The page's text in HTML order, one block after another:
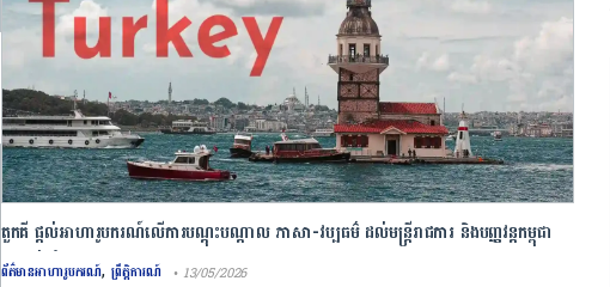
តួកគី ផ្តល់អាហារូបករណ៍លើការ​បណ្តុះបណ្តាល ភាសា-វប្បធម៌ ដល់មន្ត្រីរាជការ និងបញ្ញវន្តកម្ពុជា
សម្រាប់ឆ្នាំសិក្សា២០២៦-២០២៧
ព័ត៌មានអាហារូបករណ៍, ព្រឹត្តិការណ៍ • 13/05/2026